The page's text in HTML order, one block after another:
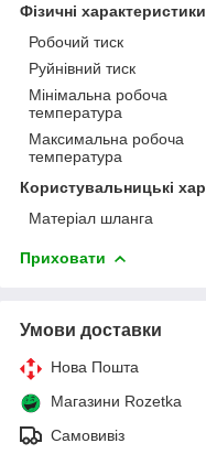
Фізичні характеристики
Робочий тиск
Руйнівний тиск
Мінімальна робоча
температура
Максимальна робоча
температура
Користувальницькі
Матеріал шланга
Приховати
Умови доставки
Нова Пошта
Магазини Rozetka
Самовивіз